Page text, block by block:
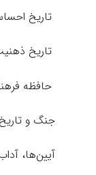
تاریخ
تاریخ
حافظه
جنگ و
آیین‌ها،